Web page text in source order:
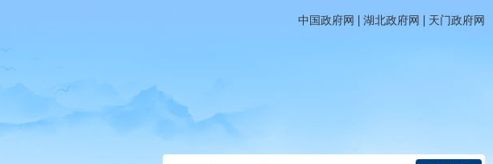
中国政府网 | 湖北政府网 | 天门政府网